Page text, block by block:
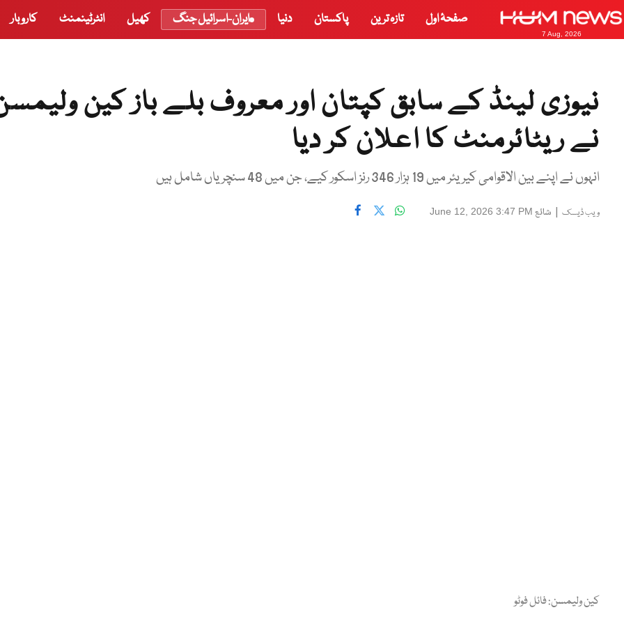
7 Aug, 2026
صفحۂ اول تازہ ترین پاکستان دنیا ایران-اسرائیل جنگ کھیل انٹرٹینمنٹ کاروبار
نیوزی لینڈ کے سابق کپتان اور معروف بلے باز کین
نے ریٹائرمنٹ کا اعلان کر دیا
انہوں نے اپنے بین الاقوامی کیریئر میں 19 ہزار 346 رنز اسکور کیے، جن میں 48 سنچریاں شامل ہیں
ویب ڈیسک | شائع June 12, 2026 3:47 PM
کین ولیمسن: فائل فوٹو